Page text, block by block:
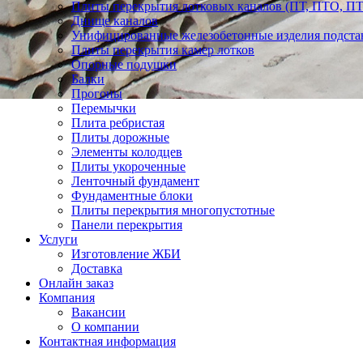
Плиты перекрытия лотковых каналов (ПТ, ПТО,
Днище каналов
Унифицированные железобетонные изделия
Плиты перекрытия камер лотков
Опорные подушки
Балки
Прогоны
Перемычки
Плита ребристая
Плиты дорожные
Элементы колодцев
Плиты укороченные
Ленточный фундамент
Фундаментные блоки
Плиты перекрытия многопустотные
Панели перекрытия
Услуги
Изготовление ЖБИ
Доставка
Онлайн заказ
Компания
Вакансии
О компании
Контактная информация